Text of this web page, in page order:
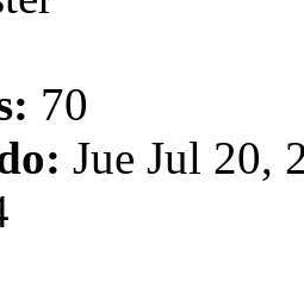
70
Jue Jul 20,